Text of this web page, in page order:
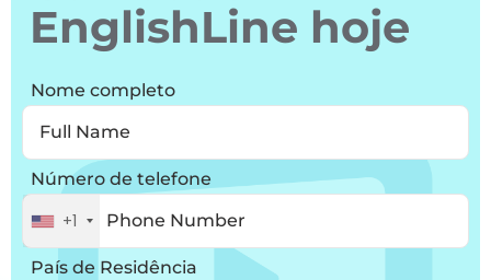
EnglishLine hoje
Nome completo
Número de telefone
+1
País de Residência